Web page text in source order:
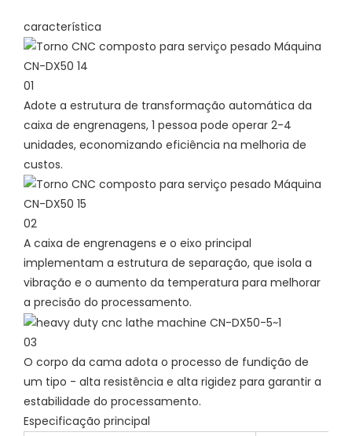
característica
01
Adote a estrutura de transformação automática da
caixa de engrenagens, 1 pessoa pode operar 2-4
unidades, economizando eficiência na melhoria de
custos.
02
A caixa de engrenagens e o eixo principal
implementam a estrutura de separação, que isola a
vibração e o aumento da temperatura para melhorar
a precisão do processamento.
03
O corpo da cama adota o processo de fundição de
um tipo - alta resistência e alta rigidez para garantir a
estabilidade do processamento.
Especificação principal